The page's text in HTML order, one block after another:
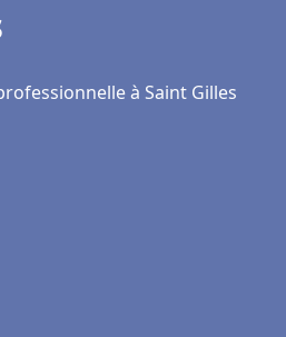
à Saint Gilles